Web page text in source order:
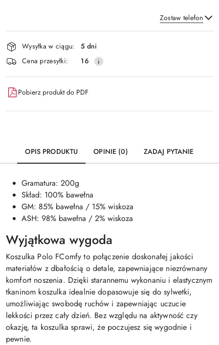
Zostaw telefon
Wyślij
Dostępność
i
dostawa
Wysyłka w ciągu:
5 dni
Cena przesyłki:
16
Pobierz produkt do PDF
OPIS PRODUKTU OPINIE (0) ZADAJ PYTANIE
Gramatura: 200g
Skład: 100% bawełna
GM: 85% bawełna / 15% wiskoza
ASH: 98% bawełna / 2% wiskoza
Wyjątkowa wygoda
Koszulka Polo FComfy to połączenie doskonałej jakości
materiałów z dbałością o detale, zapewniające niezrównany
komfort noszenia. Dzięki starannemu wykonaniu i elastycznym
tkaninom koszulka idealnie dopasowuje się do sylwetki,
umożliwiając swobodę ruchów i zapewniając uczucie
lekkości przez cały dzień. Bez względu na aktywność czy
okazję, ta koszulka sprawi, że poczujesz się wygodnie i
pewnie.